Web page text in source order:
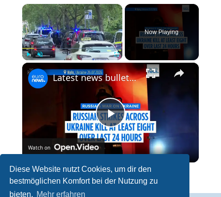
Diese Website nutzt Cookies, um dir den
bestmöglichen Komfort bei der Nutzung zu
bieten. Mehr erfahren
×
Fullscreen
Now Playing
×
P
l
a
Latest news bulletin | July 27th, 2026 – Morning
Watch on
Latest news bulletin | July 27th, 2026 – Morning